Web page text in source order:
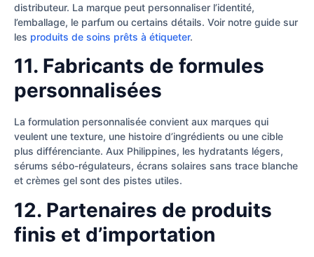
distributeur. La marque peut personnaliser l’identité,
l’emballage, le parfum ou certains détails. Voir notre guide sur
les produits de soins prêts à étiqueter.
11. Fabricants de formules
personnalisées
La formulation personnalisée convient aux marques qui
veulent une texture, une histoire d’ingrédients ou une cible
plus différenciante. Aux Philippines, les hydratants légers,
sérums sébo-régulateurs, écrans solaires sans trace blanche
et crèmes gel sont des pistes utiles.
12. Partenaires de produits
finis et d’importation